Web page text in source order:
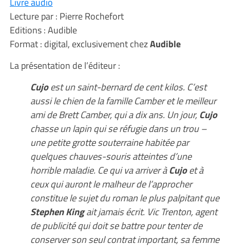
Lecture par : Pierre Rochefort
Editions : Audible
Format : digital, exclusivement chezAudible
La présentation de l’éditeur :
Cujoest un saint-bernard de cent kilos. C’est
aussi le chien de la famille Camber et le meilleur
ami de Brett Camber, qui a dix ans. Un jour, Cujo
chasse un lapin qui se réfugie dans un trou –
une petite grotte souterraine habitée par
quelques chauves-souris atteintes d’une
horrible maladie. Ce qui va arriver àCujoet à
ceux qui auront le malheur de l’approcher
constitue le sujet du roman le plus palpitant que
Stephen Kingait jamais écrit. Vic Trenton, agent
de publicité qui doit se battre pour tenter de
conserver son seul contrat important, sa femme